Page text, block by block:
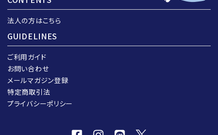
法人の方はこちら
GUIDELINES
ご利用ガイド
お問い合わせ
メールマガジン登録
特定商取引法
プライバシーポリシー